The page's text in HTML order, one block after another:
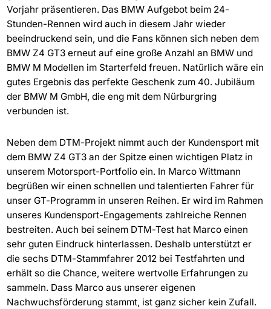
Vorjahr präsentieren. Das BMW Aufgebot beim 24-
Stunden-Rennen wird auch in diesem Jahr wieder
beeindruckend sein, und die Fans können sich neben dem
BMW Z4 GT3 erneut auf eine große Anzahl an BMW und
BMW M Modellen im Starterfeld freuen. Natürlich wäre ein
gutes Ergebnis das perfekte Geschenk zum 40. Jubiläum
der BMW M GmbH, die eng mit dem Nürburgring
verbunden ist.
Neben dem DTM-Projekt nimmt auch der Kundensport mit
dem BMW Z4 GT3 an der Spitze einen wichtigen Platz in
unserem Motorsport-Portfolio ein. In Marco Wittmann
begrüßen wir einen schnellen und talentierten Fahrer für
unser GT-Programm in unseren Reihen. Er wird im Rahmen
unseres Kundensport-Engagements zahlreiche Rennen
bestreiten. Auch bei seinem DTM-Test hat Marco einen
sehr guten Eindruck hinterlassen. Deshalb unterstützt er
die sechs DTM-Stammfahrer 2012 bei Testfahrten und
erhält so die Chance, weitere wertvolle Erfahrungen zu
sammeln. Dass Marco aus unserer eigenen
Nachwuchsförderung stammt, ist ganz sicher kein Zufall.